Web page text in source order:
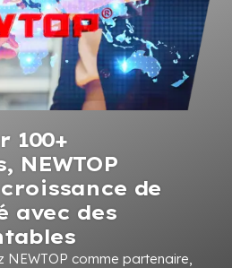
100+
de
avec des
NEWTOP comme partenaire,